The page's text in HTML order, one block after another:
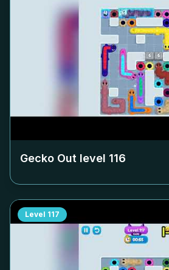
Gecko Out level 116
Level 117